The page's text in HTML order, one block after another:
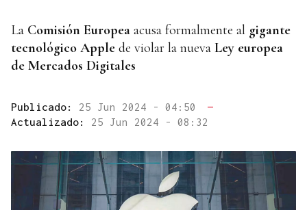
La Comisión Europea acusa formalmente al gigante
tecnológico Apple de violar la nueva Ley europea
de Mercados Digitales
Publicado: 25 Jun 2024 - 04:50
—
Actualizado: 25 Jun 2024 - 08:32